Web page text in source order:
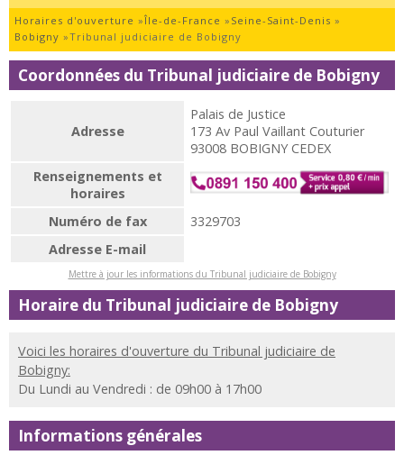
Horaires d'ouverture »Île-de-France » Seine-Saint-Denis »
Bobigny »Tribunal judiciaire de Bobigny
Coordonnées du Tribunal judiciaire de Bobigny
Adresse
Palais de Justice
173 Av Paul Vaillant Couturier
93008 BOBIGNY CEDEX
Renseignements et
horaires
Numéro de fax
3329703
Adresse E-mail
Mettre à jour les informations du Tribunal judiciaire de Bobigny
Horaire du Tribunal judiciaire de Bobigny
Voici les horaires d'ouverture du Tribunal judiciaire de
Bobigny:
Du Lundi au Vendredi : de 09h00 à 17h00
Informations générales